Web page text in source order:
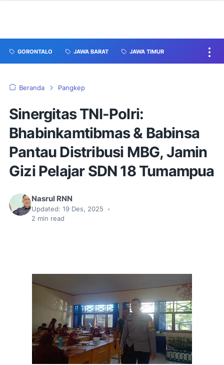
GORONTALO JAWA BARAT JAWA TIMUR
Beranda Pangkep
Sinergitas TNI-Polri:
Bhabinkamtibmas & Babinsa
Pantau Distribusi MBG, Jamin
Gizi Pelajar SDN 18 Tumampua
Nasrul RNN
Updated: 19 Des, 2025
•
2 min read